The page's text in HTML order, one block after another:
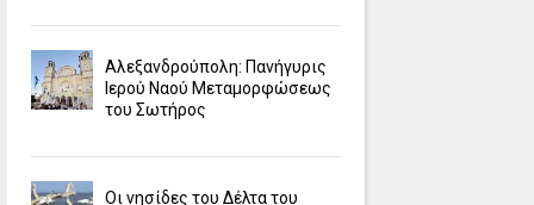
Αλεξανδρούπολη: Πανήγυρις
Ιερού Ναού Μεταμορφώσεως
του Σωτήρος
Οι νησίδες του Δέλτα του